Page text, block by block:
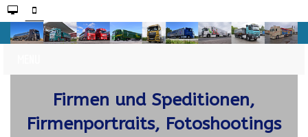
Firmen und Speditionen,
Firmenportraits, Fotoshootings